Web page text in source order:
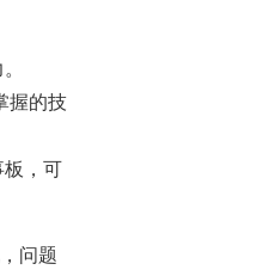
握的技
板，可
问题